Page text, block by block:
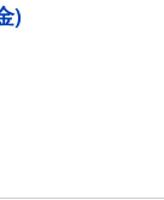
)